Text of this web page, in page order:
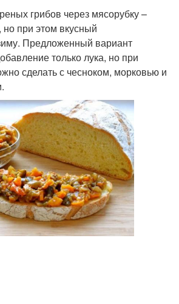
грибов через мясорубку –
при этом вкусный
Предложенный вариант
только лука, но при
сделать с чесноком, морковью и